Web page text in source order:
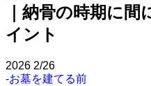
｜納骨の時期に
イント
2026 2/26
-お墓を建てる前